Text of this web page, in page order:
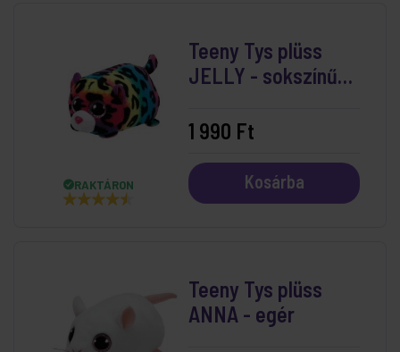
RAKTÁRON
Teeny Tys plüss
JELLY - sokszínű
1 990 Ft
Kosárba
Teeny Tys plüss
ANNA - egér